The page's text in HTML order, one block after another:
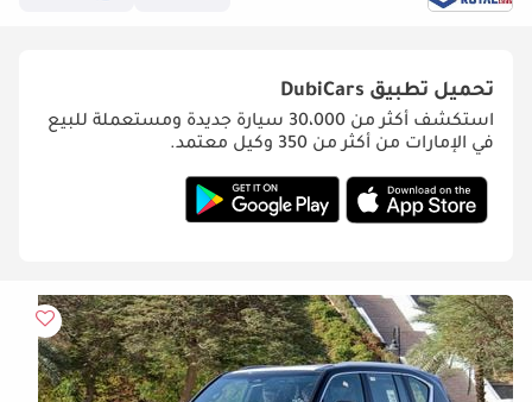
تحميل تطبيق DubiCars
استكشف أكثر من 30،000 سيارة جديدة ومستعملة للبيع
في الإمارات من أكثر من 350 وكيل معتمد.